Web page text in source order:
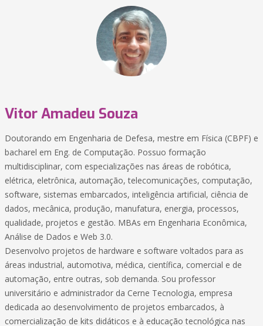
Vitor Amadeu Souza
Doutorando em Engenharia de Defesa, mestre em Física (CBPF) e
bacharel em Eng. de Computação. Possuo formação
multidisciplinar, com especializações nas áreas de robótica,
elétrica, eletrônica, automação, telecomunicações, computação,
software, sistemas embarcados, inteligência artificial, ciência de
dados, mecânica, produção, manufatura, energia, processos,
qualidade, projetos e gestão. MBAs em Engenharia Econômica,
Análise de Dados e Web 3.0.
Desenvolvo projetos de hardware e software voltados para as
áreas industrial, automotiva, médica, científica, comercial e de
automação, entre outras, sob demanda. Sou professor
universitário e administrador da Cerne Tecnologia, empresa
dedicada ao desenvolvimento de projetos embarcados, à
comercialização de kits didáticos e à educação tecnológica nas